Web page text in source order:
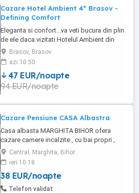
Cazare Hotel Ambient 4* Brasov -
Defining Comfort
Eleganta si confort...va veti bucura din plin
de ele daca vizitati Hotelul Ambient din
Brasov, deja un nume cu traditie ,
numarand peste un deceniu de excelenta
si experienta in domeniu. Amplasat ideal
in centrul Brasovului, la doar cateva minute
de admirabilele monumente istorice,
Brasov, Brasov
azi 10:50
47 EUR/noapte
94 EUR/noapte
Cazare Pensiune CASA Albastra
Casa albasta MARGHITA BIHOR ofera
cazare camere incalzite , cu bai propri ,
cablu tv wifi utilitati. Camere cu 2 si 3
paturi .acceptam MUNCITORII pe termen
lung facem reducere .
Central, Marghita, Bihor
ieri 10:18
38 EUR/noapte
Telefon validat